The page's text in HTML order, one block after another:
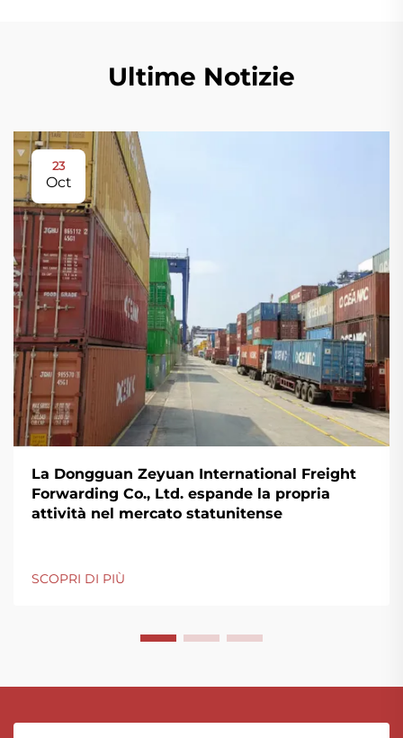
Ultime Notizie
23
Oct
La Dongguan Zeyuan International Freight
Forwarding Co., Ltd. espande la propria
attività nel mercato statunitense
SCOPRI DI PIÙ